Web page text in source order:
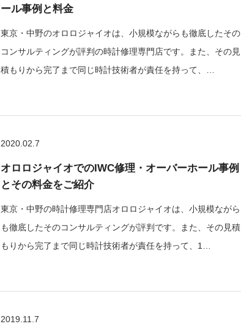
ール事例と料金
東京・中野のオロロジャイオは、小規模ながらも徹底したその
コンサルティングが評判の時計修理専門店です。また、その見
積もりから完了まで同じ時計技術者が責任を持って、…
2020.02.7
オロロジャイオでのIWC修理・オーバーホール事例
とその料金をご紹介
東京・中野の時計修理専門店オロロジャイオは、小規模ながら
も徹底したそのコンサルティングが評判です。また、その見積
もりから完了まで同じ時計技術者が責任を持って、1…
2019.11.7